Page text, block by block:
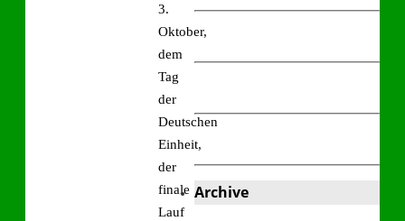
3.
Oktober,
dem
Tag
der
Deutschen
Einheit,
der
finale
Lauf
Archive